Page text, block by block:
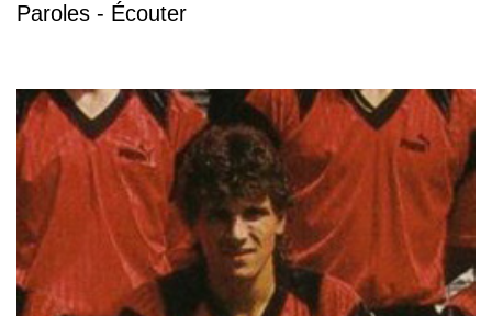
Paroles - Écouter